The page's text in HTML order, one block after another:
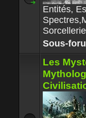
Entités,
Sous-
Les